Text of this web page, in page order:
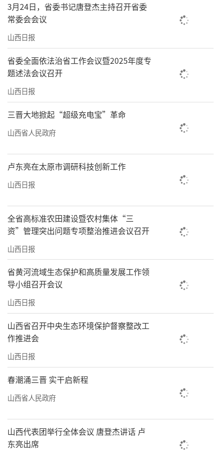
3月24日，省委书记唐登杰主持召开省委
常委会会议
山西日报
省委全面依法治省工作会议暨2025年度专
题述法会议召开
山西日报
三晋大地掀起“超级充电宝”革命
山西省人民政府
卢东亮在太原市调研科技创新工作
山西日报
全省高标准农田建设暨农村集体“三
资”管理突出问题专项整治推进会议召开
山西日报
省黄河流域生态保护和高质量发展工作领
导小组召开会议
山西日报
山西省召开中央生态环境保护督察整改工
作推进会
山西日报
春潮涌三晋 实干启新程
山西省人民政府
山西代表团举行全体会议 唐登杰讲话 卢
东亮出席